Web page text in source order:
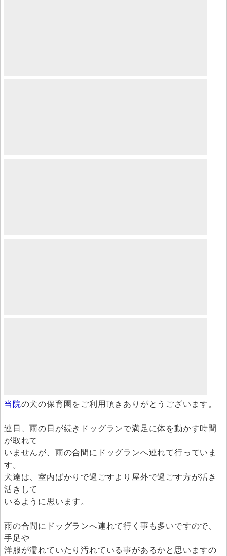
当院の犬の保育園をご利用頂きありがとうございます。
連日、雨の日が続きドッグランで満足に体を動かす時間
が取れて
いませんが、雨の合間にドッグランへ連れて行っていま
す。
犬達は、室内ばかりで過ごすより屋外で過ごす方が活き
活きして
いるように思います。
雨の合間にドッグランへ連れて行く事も多いですので、
手足や
洋服が濡れていたり汚れている事があるかと思いますの